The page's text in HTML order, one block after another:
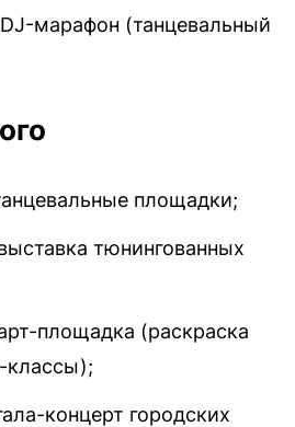
марафон (танцевальный
площадки;
тюнингованных
площадка (раскраска
классы);
концерт городских